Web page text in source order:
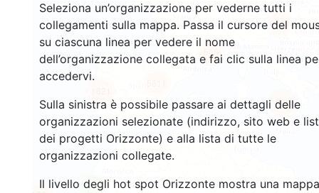
Seleziona un’organizzazione per vederne tutti i
collegamenti sulla mappa. Passa il cursore del
su ciascuna linea per vedere il nome
dell’organizzazione collegata e fai clic sulla linea
accedervi.
Sulla sinistra è possibile passare ai dettagli delle
organizzazioni selezionate (indirizzo, sito web e
dei progetti Orizzonte) e alla lista di tutte le
organizzazioni collegate.
Il livello degli hot spot Orizzonte mostra una
4
895
508
8919